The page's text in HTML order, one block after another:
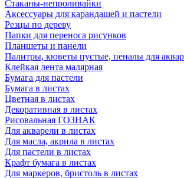
Стаканы-непроливайки
Аксессуары для карандашей и пастели
Резцы по дереву
Папки для переноса рисунков
Планшеты и панели
Палитры, кюветы пустые, пеналы для
Клейкая лента малярная
Бумага для пастели
Бумага в листах
Цветная в листах
Декоративная в листах
Рисовальная ГОЗНАК
Для акварели в листах
Для масла, акрила в листах
Для пастели в листах
Крафт бумага в листах
Для маркеров, бристоль в листах